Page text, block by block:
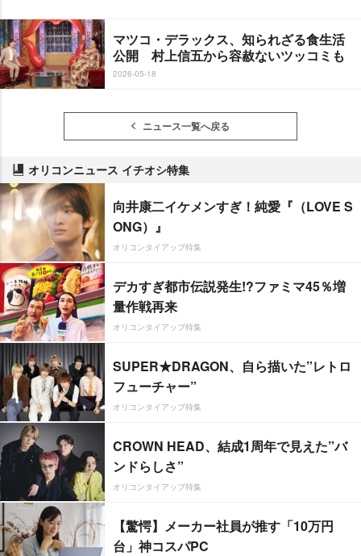
マツコ・デラックス、知られざる食生活
公開 村上信五から容赦ないツッコミも
2026-05-18
ニュース一覧へ戻る
オリコンニュース イチオシ特集
向井康二イケメンすぎ！純愛『（LOVE S
ONG）』
オリコンタイアップ特集
デカすぎ都市伝説発生!?ファミマ45％増
量作戦再来
オリコンタイアップ特集
SUPER★DRAGON、自ら描いた”レトロ
フューチャー”
オリコンタイアップ特集
CROWN HEAD、結成1周年で見えた”バ
ンドらしさ”
オリコンタイアップ特集
【驚愕】メーカー社員が推す「10万円
台」神コスパPC